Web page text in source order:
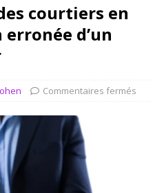
courtiers en
d’un
Commentaires fermés